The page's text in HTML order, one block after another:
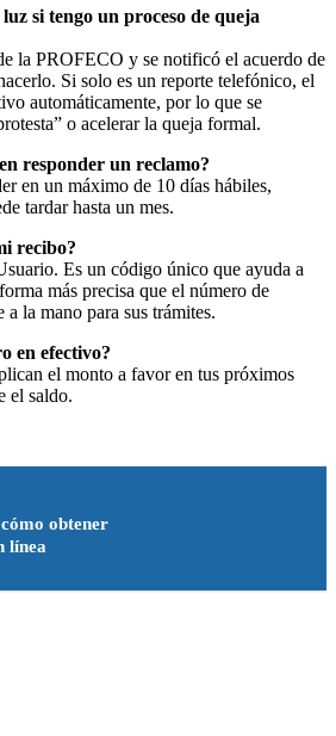
si tengo un proceso de queja
la PROFECO y se notificó el acuerdo de
Si solo es un reporte telefónico, el
automáticamente, por lo que se
o acelerar la queja formal.
responder un reclamo?
en un máximo de 10 días hábiles,
tardar hasta un mes.
recibo?
Es un código único que ayuda a
más precisa que el número de
la mano para sus trámites.
en efectivo?
el monto a favor en tus próximos
el saldo.
obtener
línea